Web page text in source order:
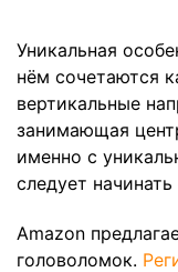
Уникальная
нём сочетаются
вертикальные
занимающая
именно с
следует
Amazon
головоломок.